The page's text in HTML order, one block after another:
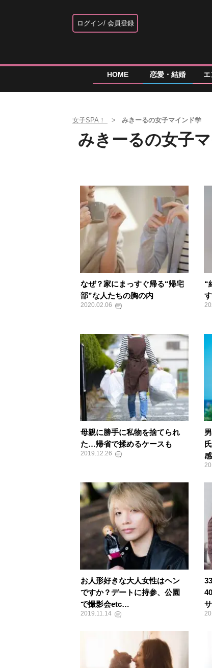
ログイン 会員登録
HOME 恋愛・結婚 エ
女子SPA！ みきーるの女子マインド学
みきーるの女子
なぜ？家にまっすぐ帰る“帰宅
部”な人たちの胸の内
2020.02.06
“
母親に勝手に私物を捨てられ
た…帰省で揉めるケースも
2019.12.26
お人形好きな大人女性はヘン
ですか？デートに持参、公園
で撮影会etc…
2019.11.14